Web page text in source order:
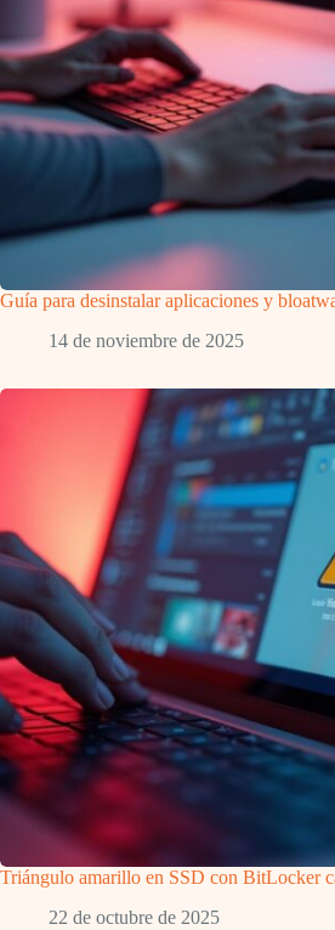
Guía para desinstalar aplicaciones y
14 de noviembre de 2025
Triángulo amarillo en SSD con BitLocker
22 de octubre de 2025